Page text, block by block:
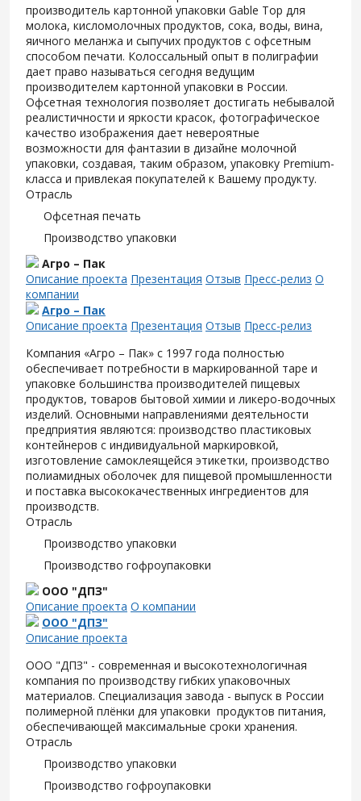
производитель картонной упаковки Gable Top для
молока, кисломолочных продуктов, сока, воды, вина,
яичного меланжа и сыпучих продуктов с офсетным
способом печати. Колоссальный опыт в полиграфии
дает право называться сегодня ведущим
производителем картонной упаковки в России.
Офсетная технология позволяет достигать небывалой
реалистичности и яркости красок, фотографическое
качество изображения дает невероятные
возможности для фантазии в дизайне молочной
упаковки, создавая, таким образом, упаковку Premium-
класса и привлекая покупателей к Вашему продукту.
Отрасль
Офсетная печать
Производство упаковки
Агро – Пак
Описание проекта Презентация Отзыв Пресс-релиз О
компании
Агро – Пак
Описание проекта Презентация Отзыв Пресс-релиз
Компания «Агро – Пак» с 1997 года полностью
обеспечивает потребности в маркированной таре и
упаковке большинства производителей пищевых
продуктов, товаров бытовой химии и ликеро-водочных
изделий. Основными направлениями деятельности
предприятия являются: производство пластиковых
контейнеров с индивидуальной маркировкой,
изготовление самоклеящейся этикетки, производство
полиамидных оболочек для пищевой промышленности
и поставка высококачественных ингредиентов для
производств.
Отрасль
Производство упаковки
Производство гофроупаковки
ООО "ДПЗ"
Описание проекта О компании
ООО "ДПЗ"
Описание проекта
ООО "ДПЗ" - современная и высокотехнологичная
компания по производству гибких упаковочных
материалов. Специализация завода - выпуск в России
полимерной плёнки для упаковки продуктов питания,
обеспечивающей максимальные сроки хранения.
Отрасль
Производство упаковки
Производство гофроупаковки